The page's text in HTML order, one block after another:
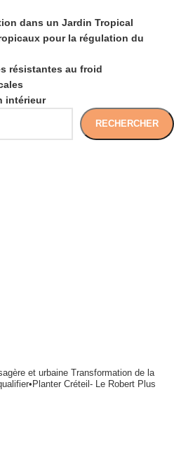
dans un Jardin Tropical
pour la régulation du
résistantes au froid
intérieur
RECHERCHER
et urbaine Transformation de la
Créteil- Le Robert Plus